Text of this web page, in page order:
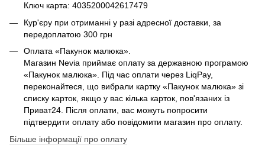
Ключ карта: 4035200042617479
Кур'єру при отриманні у разі адресної доставки, за
передоплатою 300 грн
Оплата «Пакунок малюка».
Магазин Nevia приймає оплату за державною програмою
«Пакунок малюка». Під час оплати через LiqPay,
переконайтеся, що вибрали картку «Пакунок малюка» зі
списку карток, якщо у вас кілька карток, пов'язаних із
Приват24. Після оплати, вас можуть попросити
підтвердити оплату або повідомити магазин про оплату.
Більше інформації про оплату